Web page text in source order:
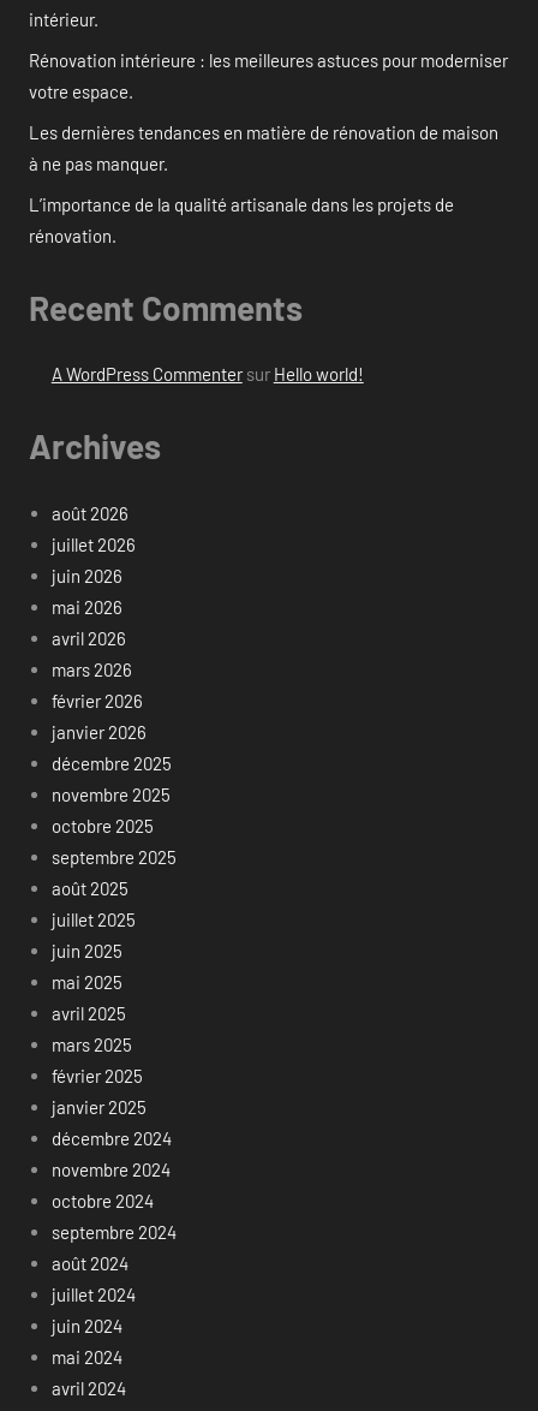
intérieur.
Rénovation intérieure : les meilleures astuces pour moderniser
votre espace.
Les dernières tendances en matière de rénovation de maison
à ne pas manquer.
L’importance de la qualité artisanale dans les projets de
rénovation.
Recent Comments
A WordPress Commentersur Hello world!
Archives
août 2026
juillet 2026
juin 2026
mai 2026
avril 2026
mars 2026
février 2026
janvier 2026
décembre 2025
novembre 2025
octobre 2025
septembre 2025
août 2025
juillet 2025
juin 2025
mai 2025
avril 2025
mars 2025
février 2025
janvier 2025
décembre 2024
novembre 2024
octobre 2024
septembre 2024
août 2024
juillet 2024
juin 2024
mai 2024
avril 2024